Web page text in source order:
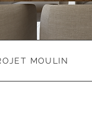
MOULIN